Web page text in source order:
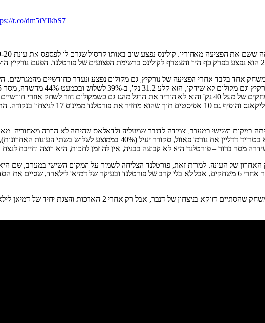
t.co/dm5iYIkbS7
אחד בלבד אחרי הפציעה של נורקיץ, גם מקולום נפצע ונעדר כחודשיים מהמגרשים.
עם תצוגות קליעה אדירות, כולל 15 משחקים של לפחות 30 נק' למשחק ו-3 משחקים של מעל 40 נק' והוא לא הוריד את הרגל
של מקולום, דיים תפר 50 נק', ב-46% לשלוש ו-65%
במקום השישי במערב, צמודה לדנבר שמעליה ולדאלאס שהיתה לא הרבה מאחוריה.
וניל אולשיי ידע שהוא חייב להמשיך לחזק את הקבוצה תוך כדי ריצה. הוא הביא בטרייד דדליין
של העונה. למרות זאת, פורטלנד הצליחה לשמור על המקום השישי במערב, שם